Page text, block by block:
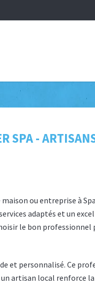
SPA -
ou entreprise à
adaptés et un
le bon professionnel
et personnalisé. Ce
artisan local renforce